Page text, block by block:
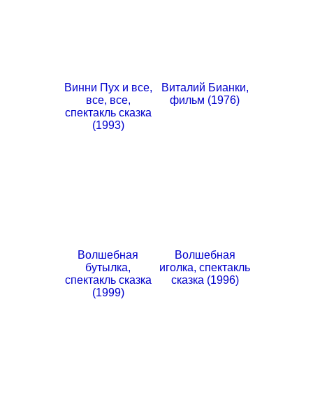
Винни Пух и все,
все, все,
спектакль сказка
(1993)
Виталий Бианки,
фильм (1976)
Волшебная
бутылка,
спектакль сказка
(1999)
Волшебная
иголка, спектакль
сказка (1996)